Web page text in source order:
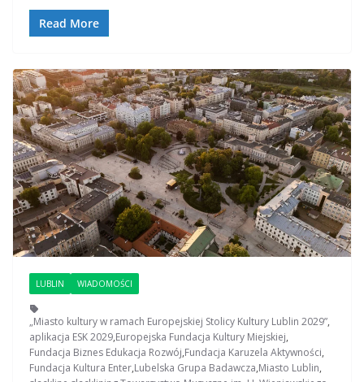
Read More
LUBLIN WIADOMOŚCI
„Miasto kultury w ramach Europejskiej Stolicy Kultury Lublin 2029”,
aplikacja ESK 2029,Europejska Fundacja Kultury Miejskiej,
Fundacja Biznes Edukacja Rozwój,Fundacja Karuzela Aktywności,
Fundacja Kultura Enter,Lubelska Grupa Badawcza,Miasto Lublin,